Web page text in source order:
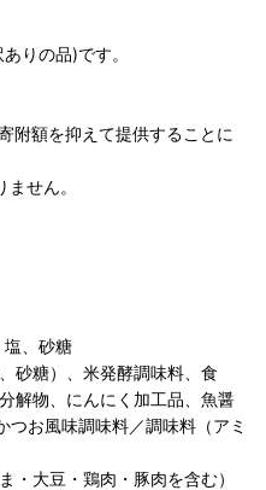
りの品)です。
附額を抑えて提供することに
せん。
塩、砂糖
砂糖）、米発酵調味料、食
解物、にんにく加工品、魚醤
お風味調味料／調味料（アミ
・大豆・鶏肉・豚肉を含む）